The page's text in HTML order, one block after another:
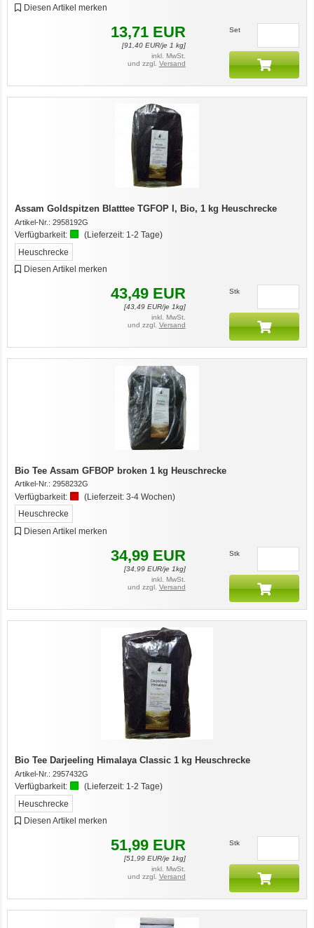
Diesen Artikel merken
13,71 EUR
[91,40EUR/je 1 kg]
inkl. MwSt.
und zzgl. Versand
Set
Assam Goldspitzen Blatttee TGFOP I, Bio, 1 kg Heuschrecke
Artikel-Nr.: 2958192G
Verfügbarkeit: (Lieferzeit: 1-2 Tage)
Heuschrecke
Diesen Artikel merken
43,49 EUR
[43,49EUR/je 1kg]
inkl. MwSt.
und zzgl. Versand
Stk
Bio Tee Assam GFBOP broken 1 kg Heuschrecke
Artikel-Nr.: 2958232G
Verfügbarkeit: (Lieferzeit:3-4 Wochen)
Heuschrecke
Diesen Artikel merken
34,99 EUR
[34,99EUR/je 1kg]
inkl. MwSt.
und zzgl. Versand
Stk
Bio Tee Darjeeling Himalaya Classic 1 kg Heuschrecke
Artikel-Nr.: 2957432G
Verfügbarkeit: (Lieferzeit: 1-2 Tage)
Heuschrecke
Diesen Artikel merken
51,99 EUR
[51,99EUR/je 1kg]
inkl. MwSt.
und zzgl. Versand
Stk